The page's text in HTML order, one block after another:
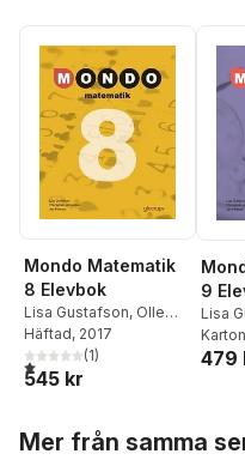
Mondo Matematik
8 Elevbok
Lisa Gustafson, Olle
Nyhlén Johansson
Persson
Häftad, 2017
1,0utav 5 stjärnor. Totalt antal
(1)
545 kr
9
Lisa
479
Mer från samma